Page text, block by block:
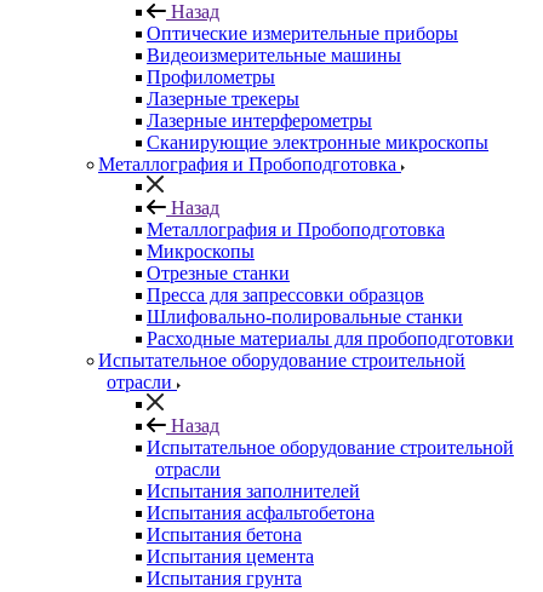
Назад
Оптические измерительные приборы
Видеоизмерительные машины
Профилометры
Лазерные трекеры
Лазерные интерферометры
Сканирующие электронные микроскопы
Металлография и Пробоподготовка
Назад
Металлография и Пробоподготовка
Микроскопы
Отрезные станки
Пресса для запрессовки образцов
Шлифовально-полировальные станки
Расходные материалы для пробоподготовки
Испытательное оборудование строительной
отрасли
Назад
Испытательное оборудование строительной
отрасли
Испытания заполнителей
Испытания асфальтобетона
Испытания бетона
Испытания цемента
Испытания грунта